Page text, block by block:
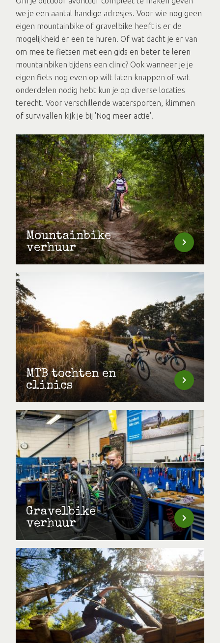
we je een aantal handige adresjes. Voor wie nog geen
eigen mountainbike of gravelbike heeft is er de
mogelijkheid er een te huren. Of wat dacht je er van
om mee te fietsen met een gids en beter te leren
mountainbiken tijdens een clinic? Ook wanneer je je
eigen fiets nog even op wilt laten knappen of wat
onderdelen nodig hebt kun je op diverse locaties
terecht. Voor verschillende watersporten, klimmen
of survivallen kijk je bij 'Nog meer actie'.
Mountainbike
verhuur
MTB tochten en
clinics
Gravelbike
verhuur